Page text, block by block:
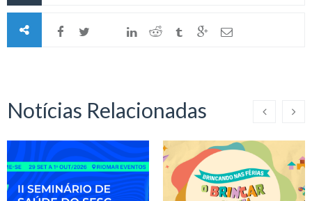
Notícias Relacionadas